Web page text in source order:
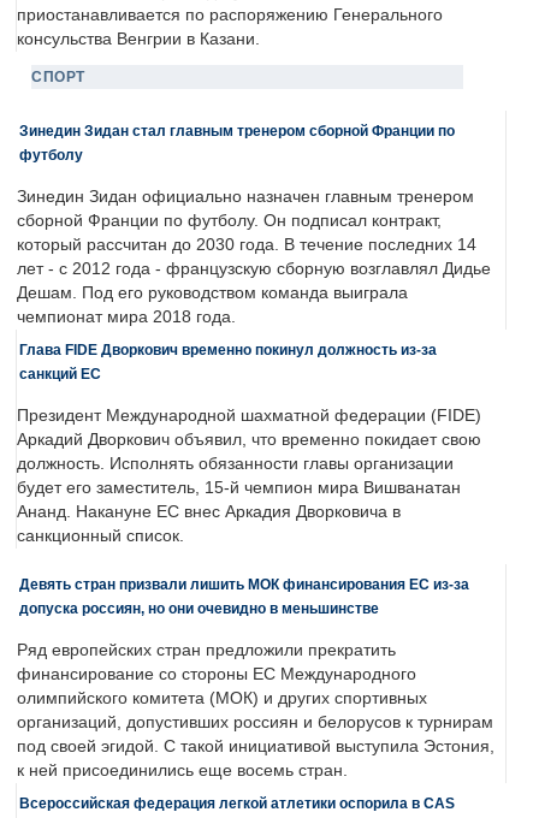
приостанавливается по распоряжению Генерального
консульства Венгрии в Казани.
СПОРТ
Зинедин Зидан стал главным тренером сборной Франции по
футболу
Зинедин Зидан официально назначен главным тренером
сборной Франции по футболу. Он подписал контракт,
который рассчитан до 2030 года. В течение последних 14
лет - с 2012 года - французскую сборную возглавлял Дидье
Дешам. Под его руководством команда выиграла
чемпионат мира 2018 года.
Глава FIDE Дворкович временно покинул должность из-за
санкций ЕС
Президент Международной шахматной федерации (FIDE)
Аркадий Дворкович объявил, что временно покидает свою
должность. Исполнять обязанности главы организации
будет его заместитель, 15-й чемпион мира Вишванатан
Ананд. Накануне ЕС внес Аркадия Дворковича в
санкционный список.
Девять стран призвали лишить МОК финансирования ЕС из-за
допуска россиян, но они очевидно в меньшинстве
Ряд европейских стран предложили прекратить
финансирование со стороны ЕС Международного
олимпийского комитета (МОК) и других спортивных
организаций, допустивших россиян и белорусов к турнирам
под своей эгидой. С такой инициативой выступила Эстония,
к ней присоединились еще восемь стран.
Всероссийская федерация легкой атлетики оспорила в CAS